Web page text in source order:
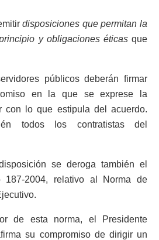
disposiciones que permitan la
y obligaciones éticas que
públicos deberán firmar
en la que se exprese la
con lo que estipula del acuerdo.
todos los contratistas del
se deroga también el
187-2004, relativo al Norma de
de esta norma, el Presidente
su compromiso de dirigir un